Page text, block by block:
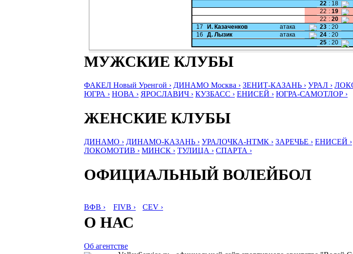
22 : 18
22 : 19
22 : 20
17
И. Казаченков атака 23 : 20
16
Д. Лызик атака 24 : 20
25 : 20
МУЖСКИЕ КЛУБЫ
ФАКЕЛ Новый Уренгой › ДИНАМО Москва › ЗЕНИТ-КАЗАНЬ › УРАЛ ›
ЮГРА › НОВА › ЯРОСЛАВИЧ › КУЗБАСС › ЕНИСЕЙ › ЮГРА-САМОТЛОР ›
ЖЕНСКИЕ КЛУБЫ
ДИНАМО › ДИНАМО-КАЗАНЬ › УРАЛОЧКА-НТМК › ЗАРЕЧЬЕ › ЕНИСЕЙ ›
ЛОКОМОТИВ › МИНСК › ТУЛИЦА › СПАРТА ›
ОФИЦИАЛЬНЫЙ ВОЛЕЙБОЛ
ВФВ › FIVB › CEV ›
О НАС
Об агентстве